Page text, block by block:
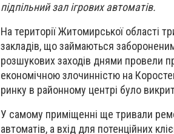
підпільний зал ігрових автоматів.
На території Житомирської області
закладів, що займаються
розшукових заходів днями провели
економічною злочинністю на
ринку в районному центрі було
У самому приміщенні ще тривали
автоматів, а вхід для потенційних